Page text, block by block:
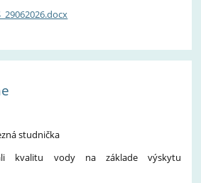
studnička
kvalitu vody na základe výskytu